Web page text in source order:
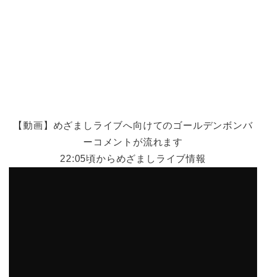
【動画】めざましライブへ向けてのゴールデンボンバ
ーコメントが流れます
22:05頃からめざましライブ情報